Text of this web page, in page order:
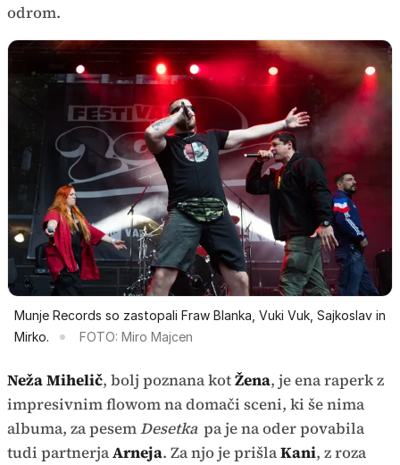
odrom.
Munje Records so zastopali Fraw Blanka, Vuki Vuk, Sajkoslav in
Mirko.
FOTO: Miro Majcen
Neža Mihelič, bolj poznana kotŽena, je ena raperk z
impresivnim flowom na domači sceni, ki še nima
albuma, za pesemDesetka pa je na oder povabila
tudi partnerjaArneja. Za njo je prišlaKani, z roza